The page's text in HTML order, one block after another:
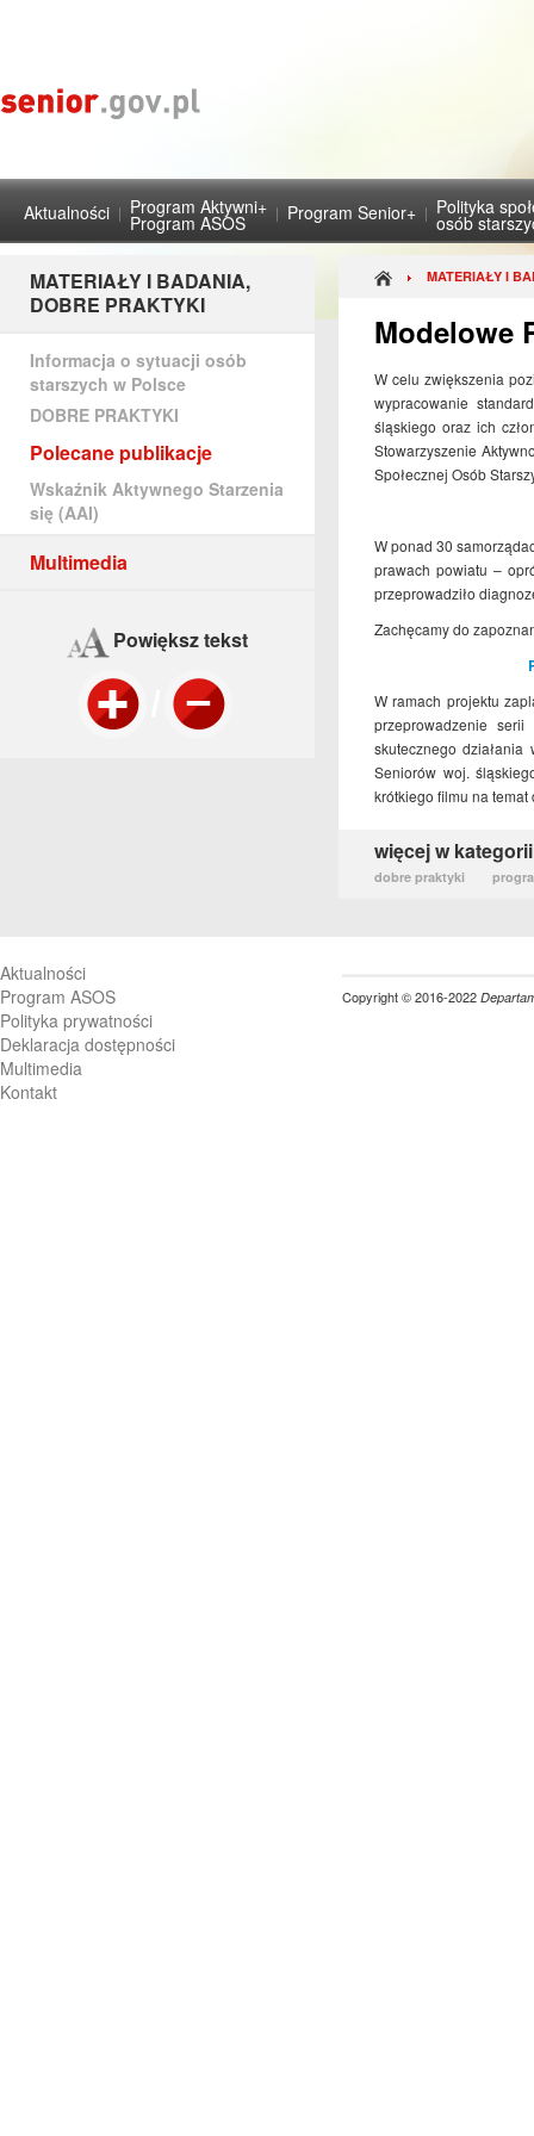
Aktualności Program Aktywni+
Program ASOS Program Senior+ Polityka
osób
MATERIAŁY I BADANIA,
DOBRE PRAKTYKI
Informacja o sytuacji osób
starszych w Polsce
DOBRE PRAKTYKI
Polecane publikacje
Wskaźnik Aktywnego Starzenia
się (AAI)
Multimedia
Powiększ tekst
MATERIAŁY I
Modelowe
W celu zwiększenia
wypracowanie
śląskiego oraz ich
Stowarzyszenie
Społecznej Osób
W ponad 30
prawach powiatu –
przeprowadziło
Zachęcamy do
W ramach projektu
przeprowadzenie
skutecznego
Seniorów woj.
krótkiego filmu na temat
więcej w
dobre praktyki
Aktualności
Program ASOS
Polityka prywatności
Deklaracja dostępności
Multimedia
Kontakt
Copyright © 2016-2022